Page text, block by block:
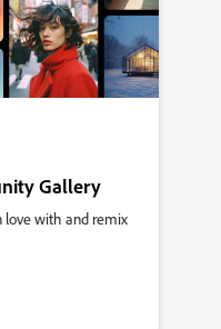
Gallery
love with and remix